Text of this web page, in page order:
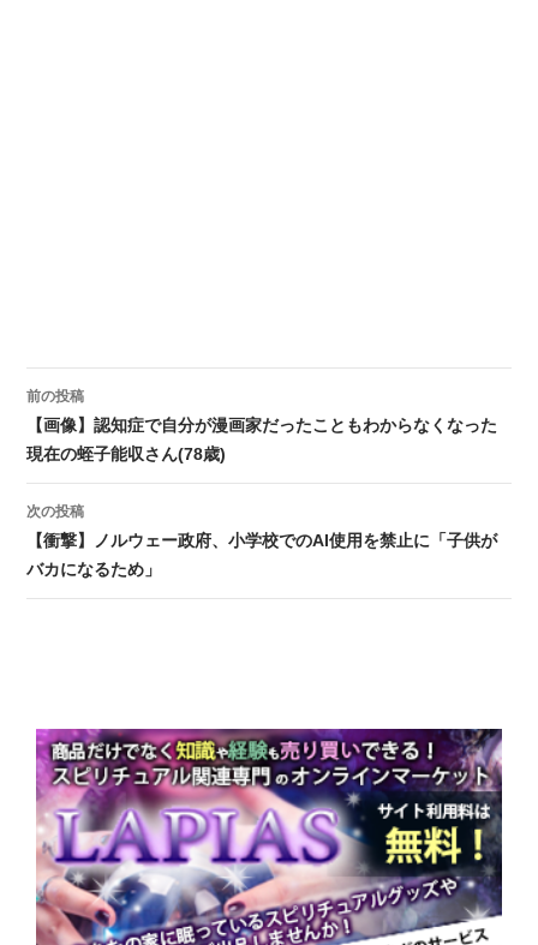
投稿ナビゲーション
前の投稿
【画像】認知症で自分が漫画家だったこともわからなくなった
現在の蛭子能収さん(78歳)
次の投稿
【衝撃】ノルウェー政府、小学校でのAI使用を禁止に「子供が
バカになるため」